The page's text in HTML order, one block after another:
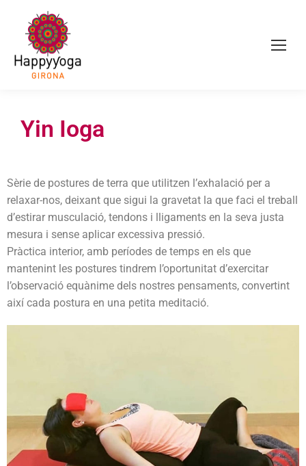
Yin Ioga
Sèrie de postures de terra que utilitzen l’exhalació per a
relaxar-nos, deixant que sigui la gravetat la que faci el treball
d’estirar musculació, tendons i lligaments en la seva justa
mesura i sense aplicar excessiva pressió.
Pràctica interior, amb períodes de temps en els que
mantenint les postures tindrem l’oportunitat d’exercitar
l’observació equànime dels nostres pensaments, convertint
així cada postura en una petita meditació.